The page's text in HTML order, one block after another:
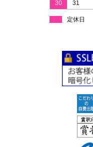
30
31
定休日